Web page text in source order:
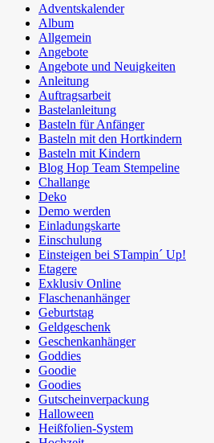
Adventskalender
Album
Allgemein
Angebote
Angebote und Neuigkeiten
Anleitung
Auftragsarbeit
Bastelanleitung
Basteln für Anfänger
Basteln mit den Hortkindern
Basteln mit Kindern
Blog Hop Team Stempeline
Challange
Deko
Demo werden
Einladungskarte
Einschulung
Einsteigen bei STampin´ Up!
Etagere
Exklusiv Online
Flaschenanhänger
Geburtstag
Geldgeschenk
Geschenkanhänger
Goddies
Goodie
Goodies
Gutscheinverpackung
Halloween
Heißfolien-System